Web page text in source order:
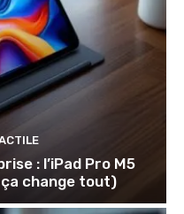
: l’iPad Pro M5
change tout)